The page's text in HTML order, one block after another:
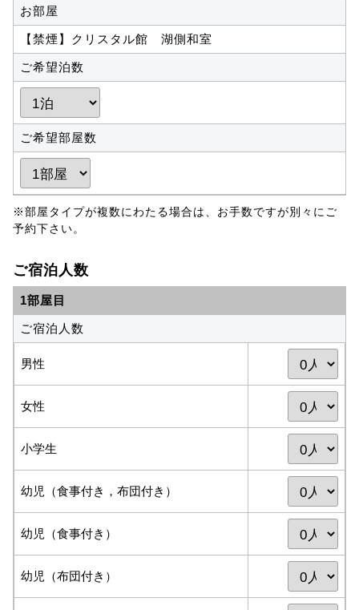
お部屋
【禁煙】クリスタル館 湖側和室
ご希望泊数
ご希望部屋数
※部屋タイプが複数にわたる場合は、お手数ですが別々にご
予約下さい。
ご宿泊人数
1部屋目
ご宿泊人数
男性
女性
小学生
幼児（食事付き，布団付き）
幼児（食事付き）
幼児（布団付き）